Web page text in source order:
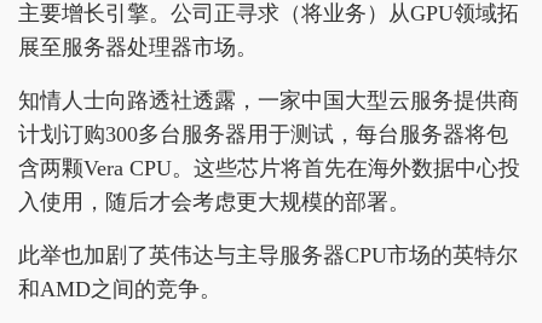
主要增长引擎。公司正寻求（将业务）从GPU领域拓
展至服务器处理器市场。
知情人士向路透社透露，一家中国大型云服务提供商
计划订购300多台服务器用于测试，每台服务器将包
含两颗Vera CPU。这些芯片将首先在海外数据中心投
入使用，随后才会考虑更大规模的部署。
此举也加剧了英伟达与主导服务器CPU市场的英特尔
和AMD之间的竞争。